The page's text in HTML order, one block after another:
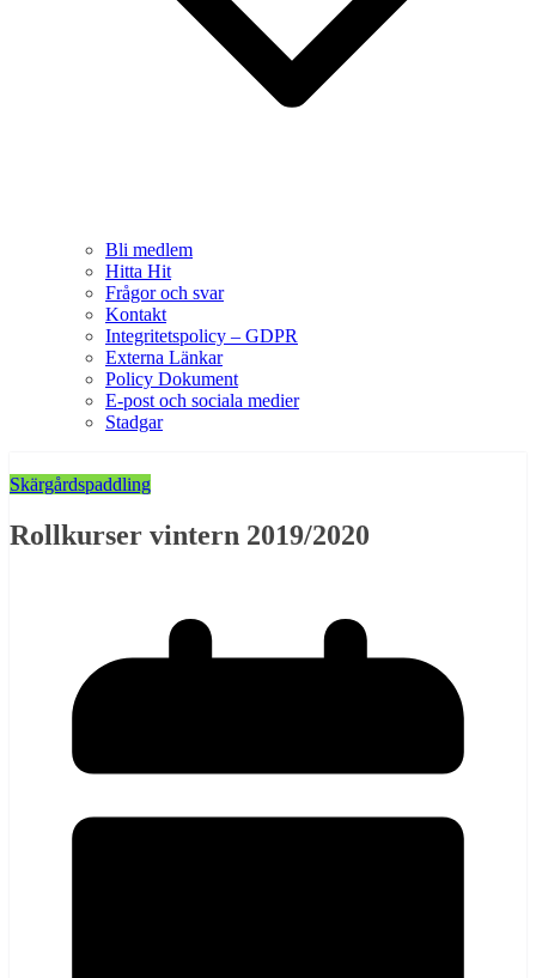
Bli medlem
Hitta Hit
Frågor och svar
Kontakt
Integritetspolicy – GDPR
Externa Länkar
Policy Dokument
E-post och sociala medier
Stadgar
Skärgårdspaddling
Rollkurser vintern 2019/2020